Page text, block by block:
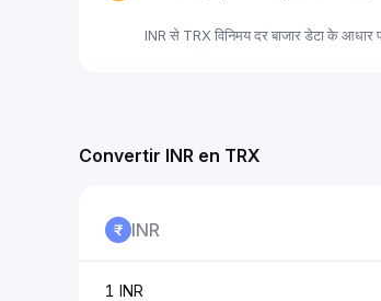
INR से TRX विनिमय दर बाजार डेटा के आधार
Convertir INR en TRX
INR
1 INR